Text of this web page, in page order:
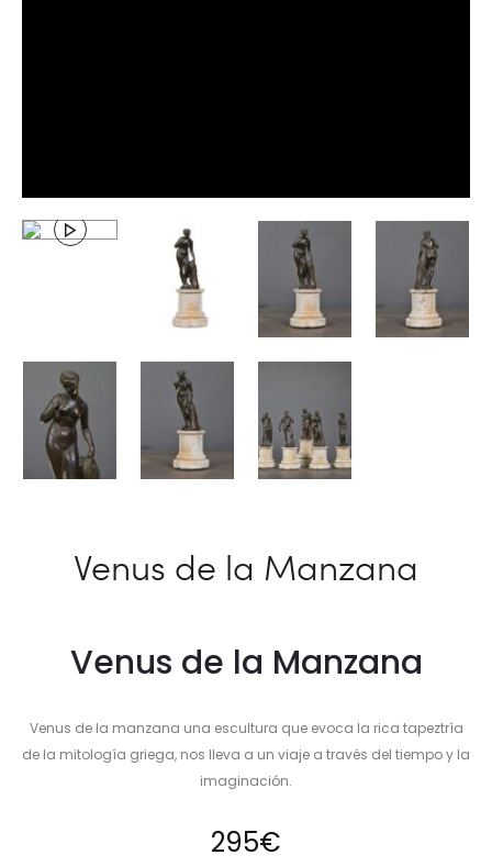
Venus de la Manzana
Venus de la Manzana
Venus de la manzana una escultura que evoca la rica tapeztría
de la mitología griega, nos lleva a un viaje a través del tiempo y la
imaginación.
295€